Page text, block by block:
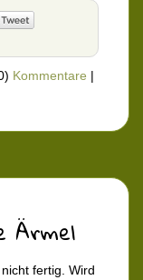
Kommentare |
Ärmel
fertig. Wird